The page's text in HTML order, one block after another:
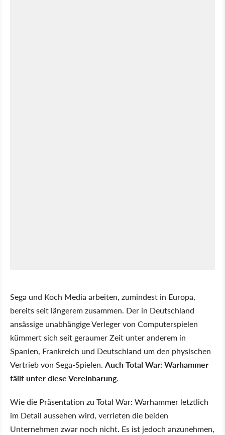
Sega und Koch Media arbeiten, zumindest in Europa,
bereits seit längerem zusammen. Der in Deutschland
ansässige unabhängige Verleger von Computerspielen
kümmert sich seit geraumer Zeit unter anderem in
Spanien, Frankreich und Deutschland um den physischen
Vertrieb von Sega-Spielen. Auch Total War: Warhammer
fällt unter diese Vereinbarung.
Wie die Präsentation zu Total War: Warhammer letztlich
im Detail aussehen wird, verrieten die beiden
Unternehmen zwar noch nicht. Es ist jedoch anzunehmen,